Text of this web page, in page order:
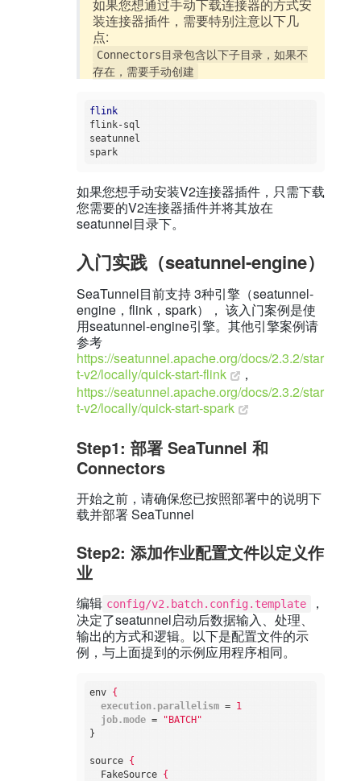
如果您想通过手动下载连接器的方式安
装连接器插件，需要特别注意以下几
点:
Connectors目录包含以下子目录，如果不
存在，需要手动创建
flink
flink-sql
seatunnel
spark
如果您想手动安装V2连接器插件，只需下载
您需要的V2连接器插件并将其放在
seatunnel目录下。
入门实践（seatunnel-engine）
SeaTunnel目前支持 3种引擎（seatunnel-
engine，flink，spark）， 该入门案例是使
用seatunnel-engine引擎。其他引擎案例请
参考
https://seatunnel.apache.org/docs/2.3.2/star
t-v2/locally/quick-start-flink
，
https://seatunnel.apache.org/docs/2.3.2/star
t-v2/locally/quick-start-spark
Step1: 部署 SeaTunnel 和
Connectors
开始之前，请确保您已按照部署中的说明下
载并部署 SeaTunnel
Step2: 添加作业配置文件以定义作
业
编辑 config/v2.batch.config.template
，
决定了seatunnel启动后数据输入、处理、
输出的方式和逻辑。以下是配置文件的示
例，与上面提到的示例应用程序相同。
env {
execution.parallelism = 1
job.mode =
"BATCH"
}
source {
FakeSource {